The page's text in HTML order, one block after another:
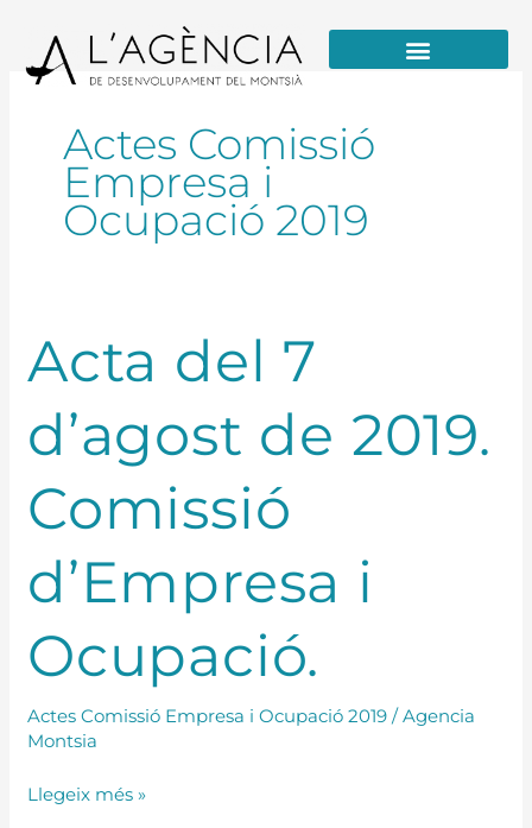
contingut
Actes Comissió
Empresa i
Ocupació 2019
Acta del 7
d’agost de 2019.
Comissió
d’Empresa i
Ocupació.
Actes Comissió Empresa i Ocupació 2019 /Agencia
Montsia
Acta
del
d’agost
de
Comissió
d’Empresa
Ocupació.
Llegeix més »